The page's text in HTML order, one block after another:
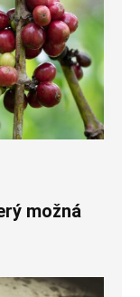
možná